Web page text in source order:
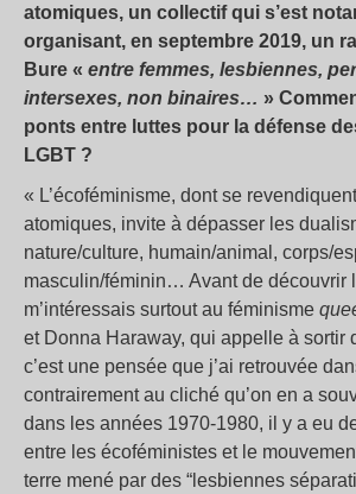
atomiques, un collectif qui s’est
organisant, en septembre 2019, un
Bure « entre femmes, lesbiennes,
intersexes, non binaires… »
ponts entre luttes pour la défense
LGBT ?
« L’écoféminisme, dont se
atomiques, invite à dépasser les
nature/culture, humain/animal, corps/
masculin/féminin… Avant de découvrir
m’intéressais surtout au féminisme
et Donna Haraway, qui appelle à sortir
c’est une pensée que j’ai retrouvée
contrairement au cliché qu’on en a
dans les années 1970-1980, il y a eu
entre les écoféministes et le
terre mené par des “lesbiennes